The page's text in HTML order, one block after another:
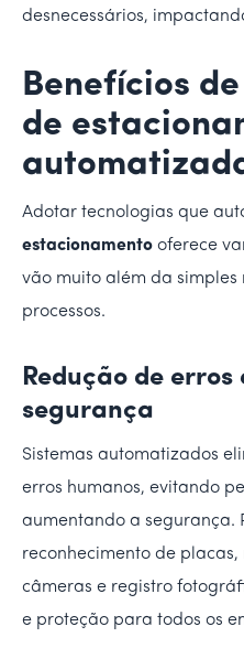
desnecessários,
Benefícios
de
Adotar tecnologias que
estacionamento oferece
vão muito além da simples
processos.
Redução de
segurança
Sistemas automatizados
erros humanos, evitando
aumentando a segurança.
reconhecimento de
câmeras e registro
e proteção para todos os